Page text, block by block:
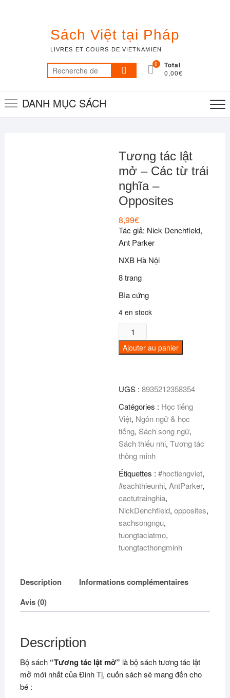
Sách Việt tại Pháp
LIVRES ET COURS DE VIETNAMIEN
Recherche
pour :
0 Total
0,00€
DANH MỤC SÁCH
Tương tác lật
mở – Các từ trái
nghĩa –
Opposites
8,99€
Tác giả: Nick Denchfield,
Ant Parker
NXB Hà Nội
8 trang
Bìa cứng
4 en stock
quantité
de
Tương
mở
-
Các
từ
trái
nghĩa
Opposites
Ajouter au panier
UGS :8935212358354
Catégories : Học tiếng
Việt, Ngôn ngữ & học
tiếng, Sách song ngữ,
Sách thiếu nhi,Tương tác
thông minh
Étiquettes :#hoctiengviet,
#sachthieunhi,AntParker,
cactutrainghia,
NickDenchfield,opposites,
sachsongngu,
tuongtaclatmo,
tuongtacthongminh
Description
Informations complémentaires
Avis (0)
Description
Bộ sách “Tương tác lật mở” là bộ sách tương tác lật
mở mới nhất của Đinh Tị, cuốn sách sẽ mang đến cho
bé :